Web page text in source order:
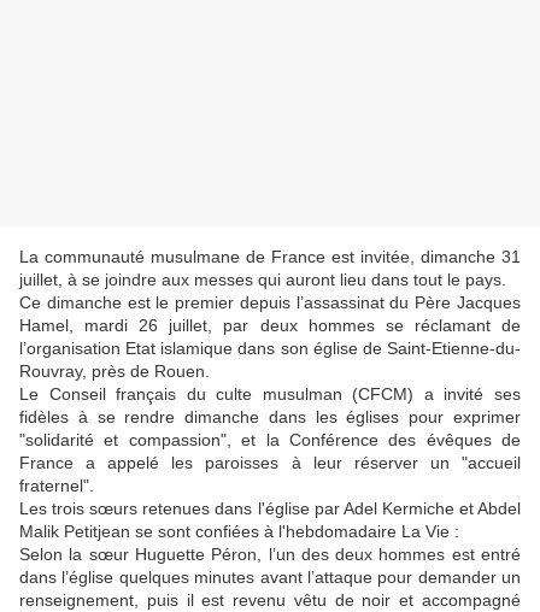
La communauté musulmane de France est invitée, dimanche 31
juillet, à se joindre aux messes qui auront lieu dans tout le pays.
Ce dimanche est le premier depuis l’assassinat du Père Jacques
Hamel, mardi 26 juillet, par deux hommes se réclamant de
l’organisation Etat islamique dans son église de Saint-Etienne-du-
Rouvray, près de Rouen.
Le Conseil français du culte musulman (CFCM) a invité ses
fidèles à se rendre dimanche dans les églises pour exprimer
"solidarité et compassion", et la Conférence des évêques de
France a appelé les paroisses à leur réserver un "accueil
fraternel".
Les trois sœurs retenues dans l'église par Adel Kermiche et Abdel
Malik Petitjean se sont confiées à l'hebdomadaire La Vie :
Selon la sœur Huguette Péron, l’un des deux hommes est entré
dans l’église quelques minutes avant l’attaque pour demander un
renseignement, puis il est revenu vêtu de noir et accompagné